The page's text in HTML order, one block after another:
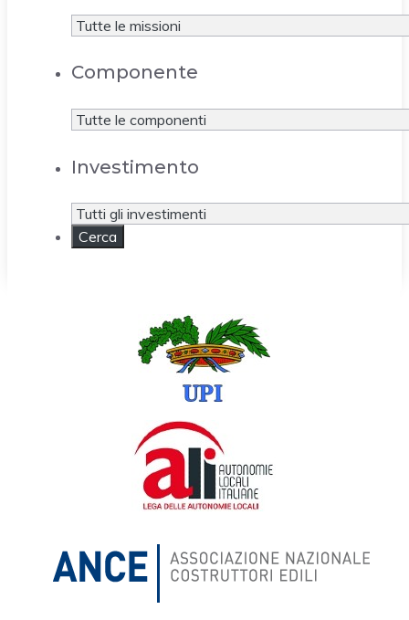
Componente
Investimento